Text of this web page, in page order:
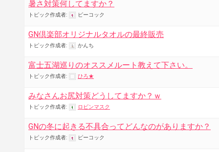
暑さ対策何してますか？
トピック作成者: ピーコック
GN倶楽部オリジナルタオルの最終販売
トピック作成者: かんち
富士五湖巡りのオススメルート教えて下さい。
トピック作成者: ひろ★
みなさんお尻対策どうしてますか？ｗ
トピック作成者: ロビンマスク
GNの冬に起きる不具合ってどんなのがありますか？
トピック作成者: ピーコック